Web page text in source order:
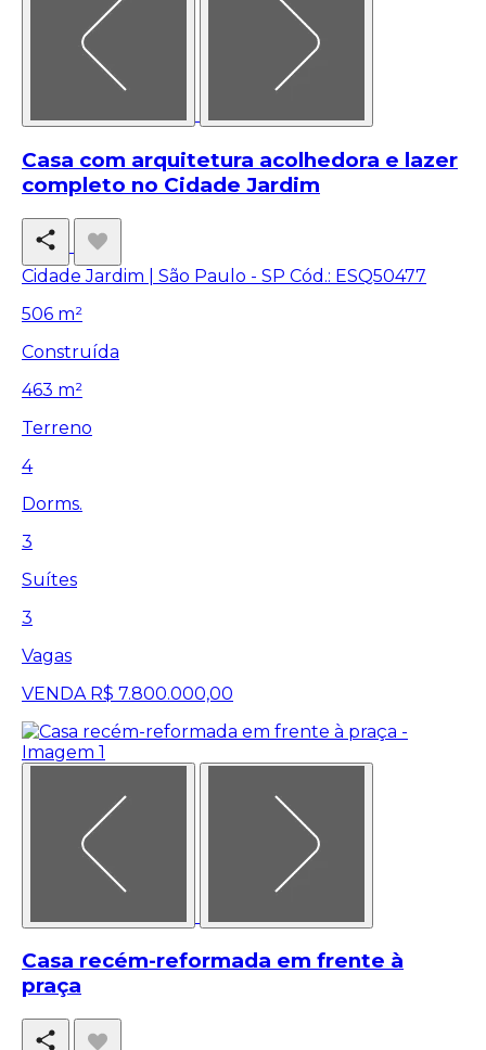
Casa com arquitetura acolhedora e lazer
completo no Cidade Jardim
Cidade Jardim | São Paulo - SP Cód.: ESQ50477
506 m²
Construída
463 m²
Terreno
4
Dorms.
3
Suítes
3
Vagas
VENDA R$ 7.800.000,00
Casa recém-reformada em frente à
praça